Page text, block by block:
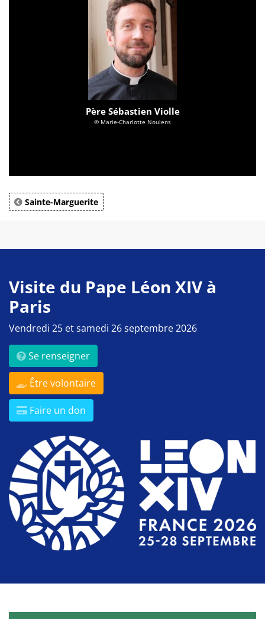
Père Sébastien Violle
© Marie-Charlotte Noulens
Sainte-Marguerite
Visite du Pape Léon XIV à
Paris
Vendredi 25 et samedi 26 septembre 2026
Se renseigner
Être volontaire
Faire un don